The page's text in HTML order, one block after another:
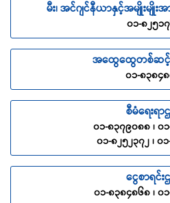
မီး၊ အင်ဂျင်နီယာနှင့်အမျိုးမျိုး
၀၁-၈၂၅၁
အထွေထွေတစ်ဆင့်
၀၁-၈၃၈၄
စီမံရေးရာ
၀၁-၈၃၇၉၀၈၈ ၊ ၀
၀၁-၈၂၅၂၃၇၂ ၊ ၀
ငွေစာရင်း
၀၁-၈၃၈၄၈၆၈ ၊ ၀